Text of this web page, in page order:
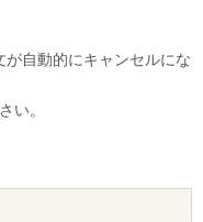
自動的にキャンセルにな
い。